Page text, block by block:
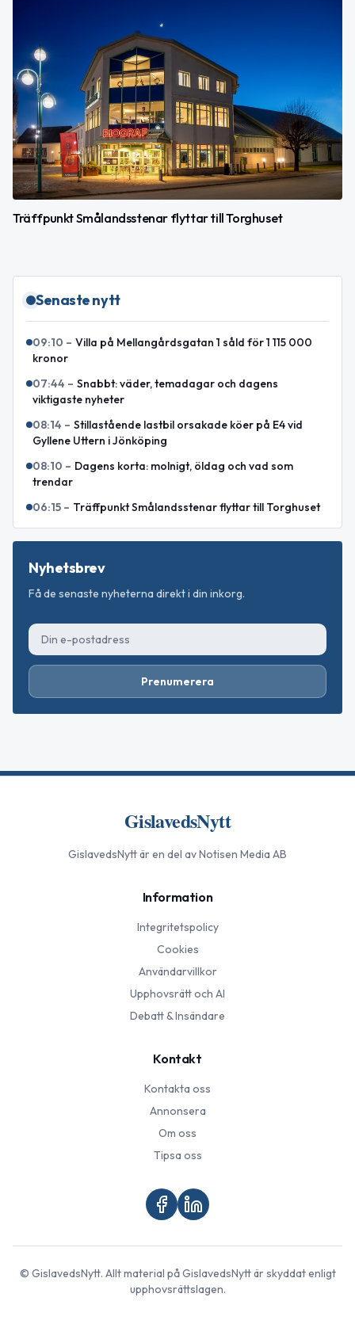
Träffpunkt Smålandsstenar flyttar till Torghuset
Senaste nytt
09:10 – Villa på Mellangårdsgatan 1 såld för 1 115 000
kronor
07:44 – Snabbt: väder, temadagar och dagens
viktigaste nyheter
08:14 – Stillastående lastbil orsakade köer på E4 vid
Gyllene Uttern i Jönköping
08:10 – Dagens korta: molnigt, öldag och vad som
trendar
06:15 – Träffpunkt Smålandsstenar flyttar till Torghuset
Nyhetsbrev
Få de senaste nyheterna direkt i din inkorg.
Prenumerera
GislavedsNytt
GislavedsNyttär en del av Notisen Media AB
Information
Integritetspolicy
Cookies
Användarvillkor
Upphovsrätt och AI
Debatt & Insändare
Kontakt
Kontakta oss
Annonsera
Om oss
Tipsa oss
© GislavedsNytt. Allt material påGislavedsNyttär skyddat enligt
upphovsrättslagen.